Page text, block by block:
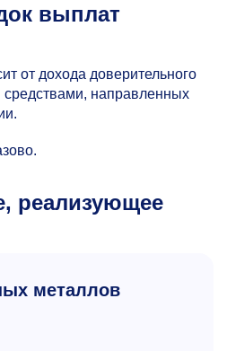
выплат
от дохода доверительного
направленных
реализующее
металлов